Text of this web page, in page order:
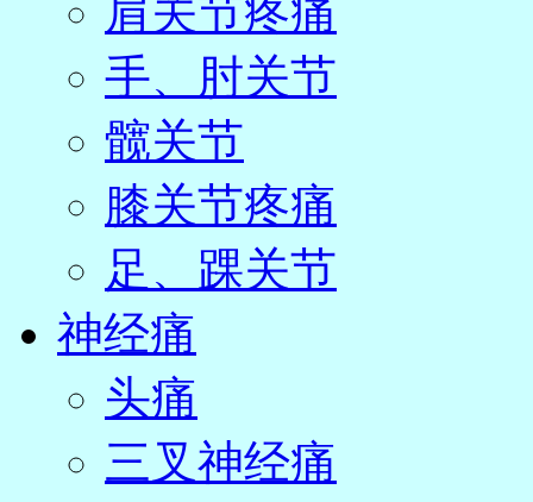
肩关节疼痛
手、肘关节
髋关节
膝关节疼痛
足、踝关节
神经痛
头痛
三叉神经痛